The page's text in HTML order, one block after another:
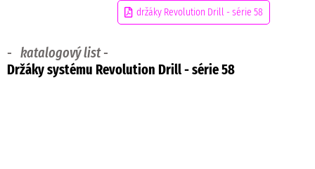
držáky Revolution Drill - série 58
- katalogový list-
Držáky systému Revolution Drill- série 58